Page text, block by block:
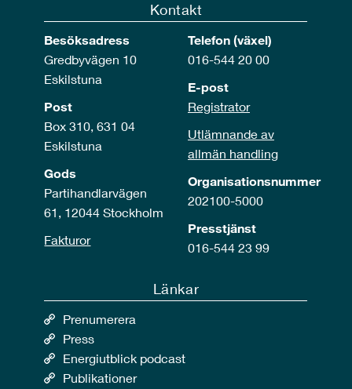
Kontakt
Besöksadress
Gredbyvägen 10
Eskilstuna
Post
Box 310, 631 04
Eskilstuna
Gods
Partihandlarvägen
61, 12044 Stockholm
Fakturor
Telefon (växel)
016-544 20 00
E-post
Registrator
Utlämnande av
allmän handling
Organisationsnummer
202100-5000
Presstjänst
016-544 23 99
Länkar
Prenumerera
Press
Energiutblick podcast
Publikationer